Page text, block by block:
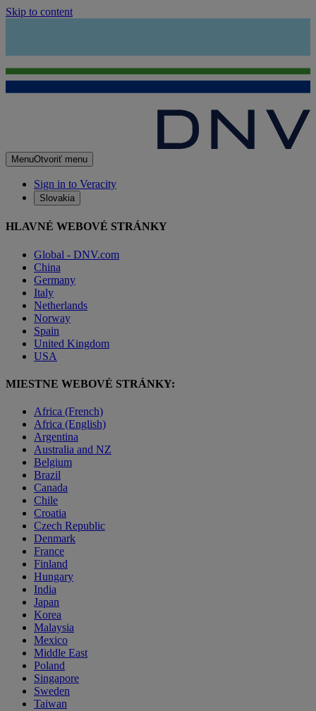
Skip to content
MenuOtvoriť menu
Sign in to Veracity
Slovakia
HLAVNÉ WEBOVÉ STRÁNKY
Global - DNV.com
China
Germany
Italy
Netherlands
Norway
Spain
United Kingdom
USA
MIESTNE WEBOVÉ STRÁNKY:
Africa (French)
Africa (English)
Argentina
Australia and NZ
Belgium
Brazil
Canada
Chile
Croatia
Czech Republic
Denmark
France
Finland
Hungary
India
Japan
Korea
Malaysia
Mexico
Middle East
Poland
Singapore
Sweden
Taiwan